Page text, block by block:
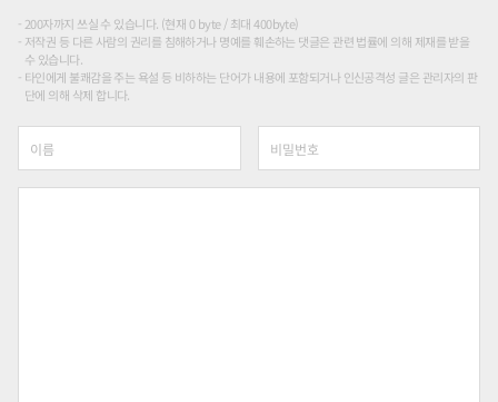
200자까지 쓰실 수 있습니다. (현재 0 byte / 최대 400byte)
저작권 등 다른 사람의 권리를 침해하거나 명예를 훼손하는 댓글은 관련 법률에 의해 제재를 받을
수 있습니다.
타인에게 불쾌감을 주는 욕설 등 비하하는 단어가 내용에 포함되거나 인신공격성 글은 관리자의 판
단에 의해 삭제 합니다.